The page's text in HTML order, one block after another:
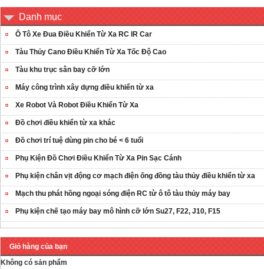
Danh mục
Ô Tô Xe Đua Điều Khiển Từ Xa RC IR Car
Tàu Thủy Cano Điều Khiển Từ Xa Tốc Độ Cao
Tàu khu trục sân bay cỡ lớn
Máy công trình xây dựng điều khiển từ xa
Xe Robot Và Robot Điều Khiển Từ Xa
Đồ chơi điều khiển từ xa khác
Đồ chơi trí tuệ dùng pin cho bé < 6 tuổi
Phụ Kiện Đồ Chơi Điều Khiển Từ Xa Pin Sạc Cánh
Phụ kiện chân vịt động cơ mạch điện ống đồng tàu thủy điều khiển từ xa
Mạch thu phát hồng ngoại sóng điện RC từ ô tô tàu thủy máy bay
Phụ kiện chế tạo máy bay mô hình cỡ lớn Su27, F22, J10, F15
Giỏ hàng của bạn
Không có sản phẩm